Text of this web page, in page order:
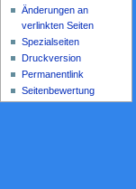
Änderungen an
verlinkten Seiten
Spezialseiten
Druckversion
Permanentlink
Seitenbewertung